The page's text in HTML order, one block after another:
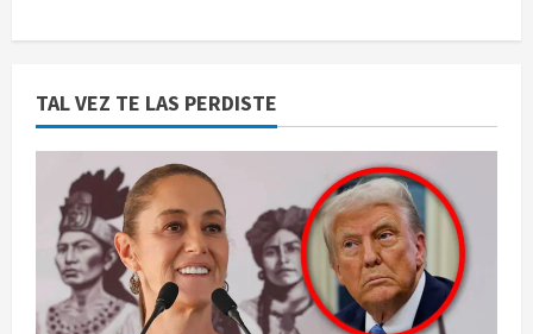
TAL VEZ TE LAS PERDISTE